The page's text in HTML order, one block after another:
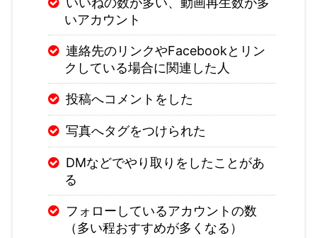
いアカウント
連絡先のリンクやFacebookとリン
クしている場合に関連した人
投稿へコメントをした
写真へタグをつけられた
DMなどでやり取りをしたことがあ
る
フォローしているアカウントの数
（多い程おすすめが多くなる）